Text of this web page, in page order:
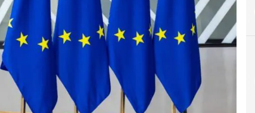
competenze digitali